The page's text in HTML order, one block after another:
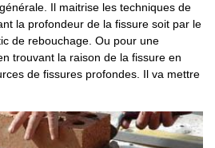
Il maitrise les techniques de
la profondeur de la fissure soit par le
de rebouchage. Ou pour une
trouvant la raison de la fissure en
de fissures profondes. Il va mettre